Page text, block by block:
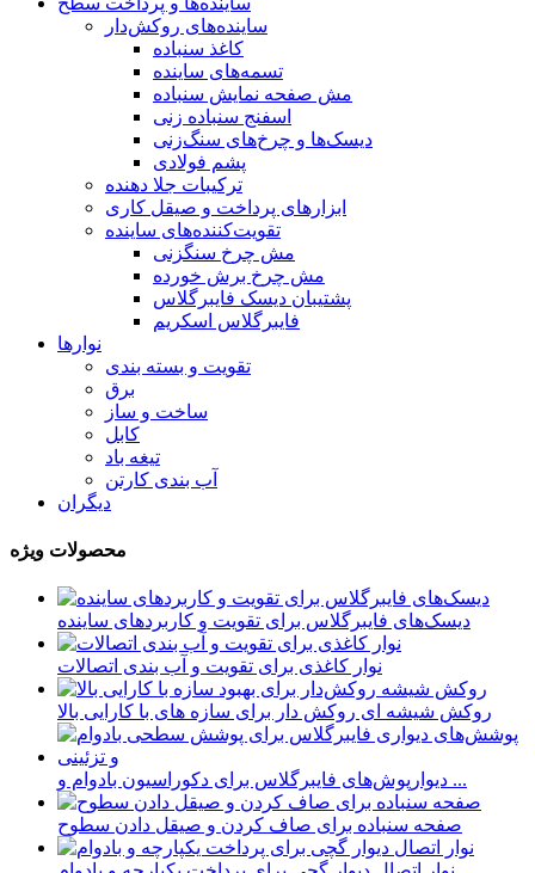
ساینده‌های روکش‌دار
کاغذ سنباده
تسمه‌های ساینده
مش صفحه نمایش سنباده
اسفنج سنباده زنی
دیسک‌ها و چرخ‌های سنگ‌زنی
پشم فولادی
ترکیبات جلا دهنده
ابزارهای پرداخت و صیقل کاری
تقویت‌کننده‌های ساینده
مش چرخ سنگزنی
مش چرخ برش خورده
پشتیبان دیسک فایبرگلاس
فایبرگلاس اسکریم
نوارها
تقویت و بسته بندی
برق
ساخت و ساز
کابل
تیغه باد
آب بندی کارتن
دیگران
محصولات ویژه
دیسک‌های فایبرگلاس برای تقویت و کاربردهای ساینده
نوار کاغذی برای تقویت و آب بندی اتصالات
روکش شیشه ای روکش دار برای سازه های با کارایی بالا
دیوارپوش‌های فایبرگلاس برای دکوراسیون بادوام و ...
صفحه سنباده برای صاف کردن و صیقل دادن سطوح